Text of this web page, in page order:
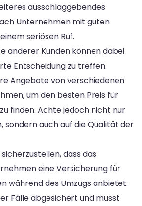
ausschlaggebendes
Unternehmen mit guten
seriösen Ruf.
anderer Kunden können dabei
Entscheidung zu treffen.
Angebote von verschiedenen
um den besten Preis für
finden. Achte jedoch nicht nur
sondern auch auf die Qualität der
dass das
eine Versicherung für
während des Umzugs anbietet.
Fälle abgesichert und musst